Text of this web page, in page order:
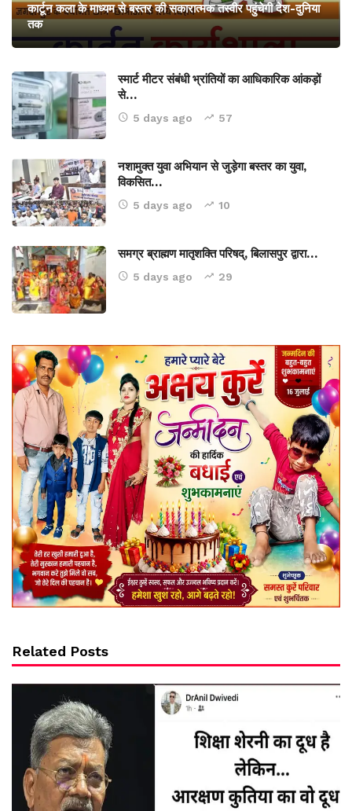
कार्टून कला के माध्यम से बस्तर की सकारात्मक तस्वीर पहुंचेगी देश-दुनिया
तक
स्मार्ट मीटर संबंधी भ्रांतियों का आधिकारिक आंकड़ों
से…
5 days ago 57
नशामुक्त युवा अभियान से जुड़ेगा बस्तर का युवा,
विकसित…
5 days ago 10
समग्र ब्राह्मण मातृशक्ति परिषद्, बिलासपुर द्वारा…
5 days ago 29
Related Posts